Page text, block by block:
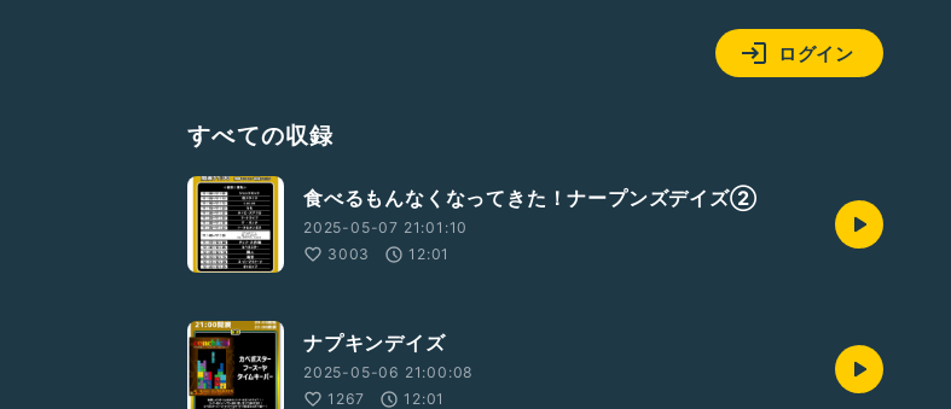
ログイン
すべての収録
食べるもんなくなってきた！ナープンズデイズ②
2025-05-07 21:01:10
3003
12:01
ナプキンデイズ
2025-05-06 21:00:08
1267
12:01